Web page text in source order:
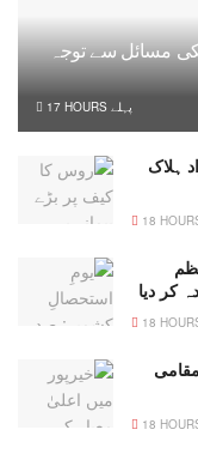
مسائل سے توجہ
17 HOURS پہلے
ہلاک
کر دیا